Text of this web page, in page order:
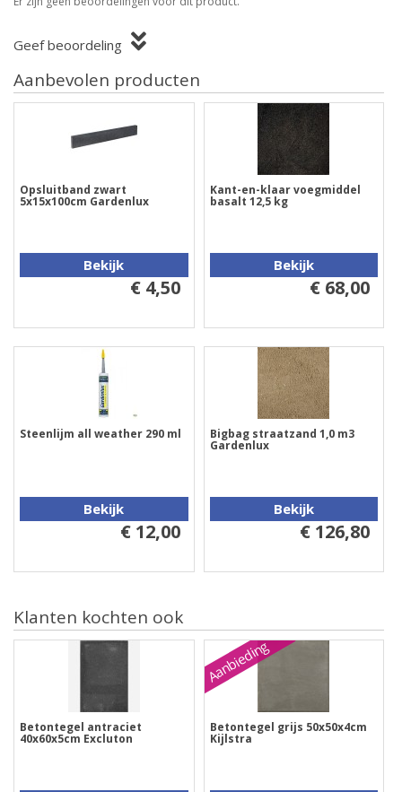
Geef beoordeling
Aanbevolen producten
Opsluitband zwart
5x15x100cm Gardenlux
Bekijk
€ 4,50
Kant-en-klaar voegmiddel
basalt 12,5 kg
Bekijk
€ 68,00
Steenlijm all weather 290 ml
Bekijk
€ 12,00
Bigbag straatzand 1,0 m3
Gardenlux
Bekijk
€ 126,80
Klanten kochten ook
Betontegel antraciet
40x60x5cm Excluton
Aanbieding
Betontegel grijs 50x50x4cm
Kijlstra